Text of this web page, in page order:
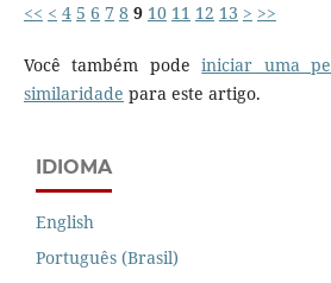
<< < 4 5 6 7 8 9 10 11 12 13 > >>
Você também podeiniciar uma
similaridade para este artigo.
IDIOMA
English
Português (Brasil)